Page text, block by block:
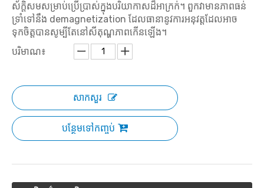
ស័ក្តិសមសម្រាប់ប្រើប្រាស់ក្នុងបរិយាកាសដ៏អាក្រក់។ ពួកវាមានភាពធន់
ទ្រាំទៅនឹង demagnetization ដែលធានានូវការអនុវត្តដែលអាច
ទុកចិត្តបានសូម្បីតែនៅសីតុណ្ហភាពកើនឡើង។
បរិមាណ៖
សាកសួរ
បន្ថែមទៅកញ្ចប់